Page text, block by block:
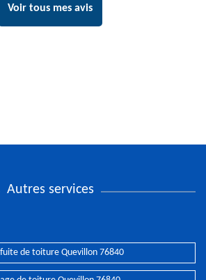
Voir tous mes avis
Autres services
fuite de toiture Quevillon 76840